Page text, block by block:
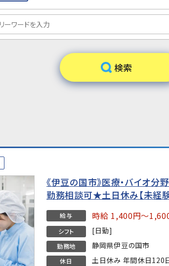
《伊豆の国市》医療・バイオ
勤務相談可★土日休み【未経験
給与 時給 1,400円～
シフト [日勤]
勤務地 静岡県伊豆の国市
休日
土日休み 年間休日120